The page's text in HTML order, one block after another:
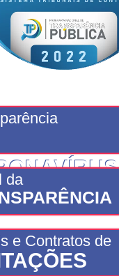
da
e Contratos de